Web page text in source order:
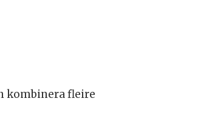
kombinera fleire